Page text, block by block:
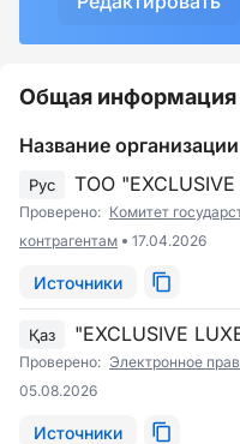
Общая информация
Название организации
Рус ТОО "EXCLUSIVE
Проверено: Комитет
контрагентам
17.04.2026
Источники
Қаз "EXCLUSIVE
Проверено: Электронное
05.08.2026
Источники